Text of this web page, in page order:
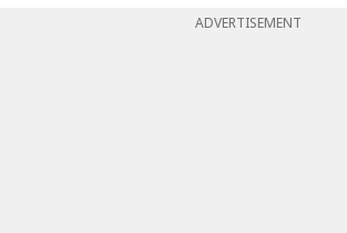
ADVERTISEMENT